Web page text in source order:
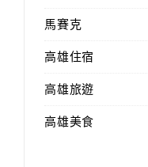
馬賽克
高雄住宿
高雄旅遊
高雄美食